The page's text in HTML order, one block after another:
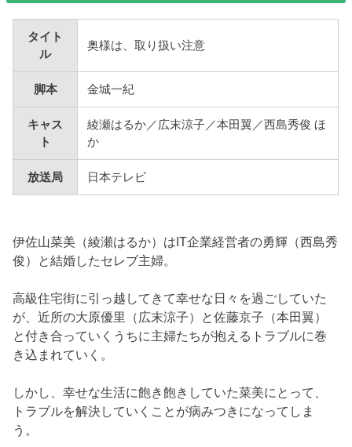
タイト
ル
奥様は、取り扱い注意
脚本 金城一紀
キャス
ト
綾瀬はるか／広末涼子／本田翼／西島秀俊 ほ
か
放送局 日本テレビ
伊佐山菜美（綾瀬はるか）はIT企業経営者の勇輝（西島秀
俊）と結婚したセレブ主婦。
高級住宅街に引っ越してきて幸せな日々を過ごしていた
が、近所の大原優里（広末涼子）と佐藤京子（本田翼）
と付き合っていくうちに主婦たちが抱えるトラブルに巻
き込まれていく。
しかし、幸せな生活に飽き飽きしていた菜美にとって、
トラブルを解決していくことが病みつきになってしま
う。